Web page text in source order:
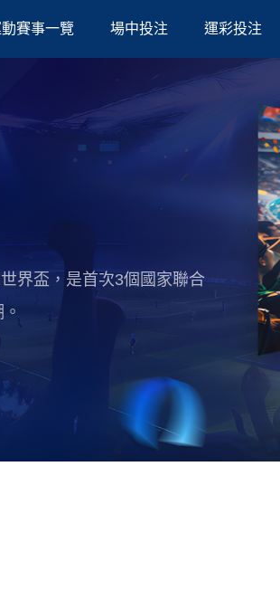
賽事一覽 場中投注 運彩投注
界盃，是首次3個國家聯合